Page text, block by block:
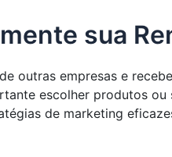
sua
outras empresas e
escolher produtos
de marketing